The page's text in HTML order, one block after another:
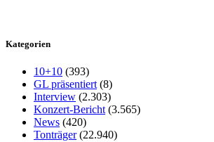
Kategorien
10+10 (393)
GL präsentiert (8)
Interview (2.303)
Konzert-Bericht (3.565)
News (420)
Tonträger(22.940)